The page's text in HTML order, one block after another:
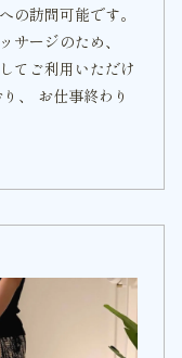
の訪問可能です。
サージのため、
てご利用いただけ
、 お仕事終わり